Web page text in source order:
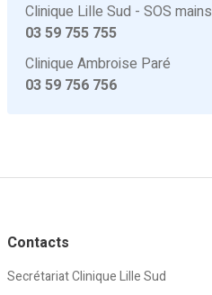
Clinique Lille Sud - SOS mains
03 59 755 755
Clinique Ambroise Paré
03 59 756 756
Contacts
Secrétariat Clinique Lille Sud